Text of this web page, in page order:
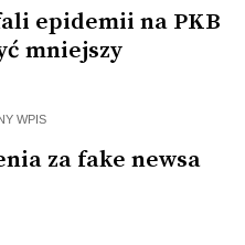
epidemii na PKB
mniejszy
WPIS
za fake newsa